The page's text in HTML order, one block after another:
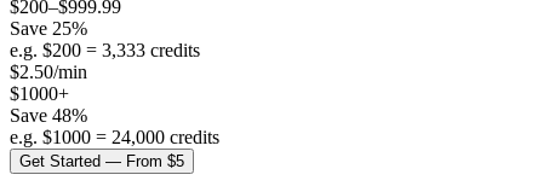
$200–$999.99
Save 25%
e.g. $200 = 3,333 credits
$2.50/min
$1000+
Save 48%
e.g. $1000 = 24,000 credits
Get Started — From $5